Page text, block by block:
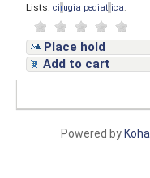
Lists: cirugia pediatrica
Place hold
Add to cart
Powered by Koha